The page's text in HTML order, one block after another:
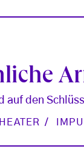
auf den